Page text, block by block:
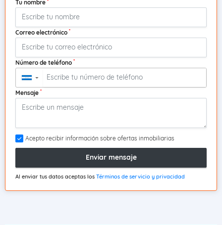
Tu nombre
Correo electrónico *
Número de teléfono *
▼
Mensaje *
Acepto recibir información sobre ofertas inmobiliarias
Enviar mensaje
Al enviar tus datos aceptas los Términos de servicio y privacidad